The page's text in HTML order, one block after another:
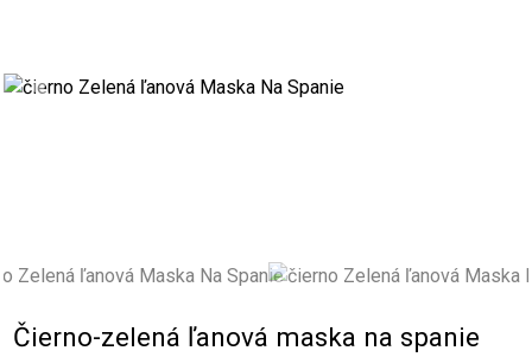
Previous
Čierno-zelená ľanová maska na spanie